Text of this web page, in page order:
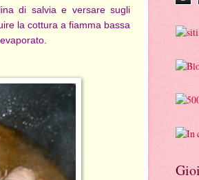
di salvia e versare sugli
la cottura a fiamma bassa